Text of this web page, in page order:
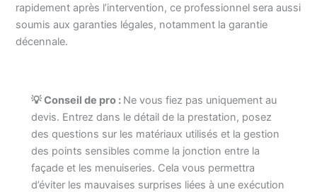
rapidement après l’intervention, ce professionnel sera aussi
soumis aux garanties légales, notamment la garantie
décennale.
💡 Conseil de pro : Ne vous fiez pas uniquement au
devis. Entrez dans le détail de la prestation, posez
des questions sur les matériaux utilisés et la gestion
des points sensibles comme la jonction entre la
façade et les menuiseries. Cela vous permettra
d’éviter les mauvaises surprises liées à une exécution